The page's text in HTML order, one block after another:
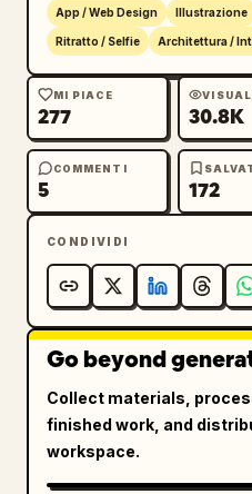
"Vedi le esperienze >"]
      },
      "feature_icons": {
        "count": 3,
        "layout": "riga orizzontale in basso
a sinistra",
        "items": [
          {"icon": "libro con montagne e
stelle", "label":
letterario"},
          {"icon": "luna crescente sopra le
onde", "label":
          {"icon": "libro aperto con
scintille", "label":
lettura"}
        ]
      }
    },
App / Web Design Illustrazione
Ritratto / Selfie Architettura /
MI PIACE
277 30.8K
COMMENTI
5 172
CONDIVIDI
Go beyond
Collect materials,
finished work, and
workspace.